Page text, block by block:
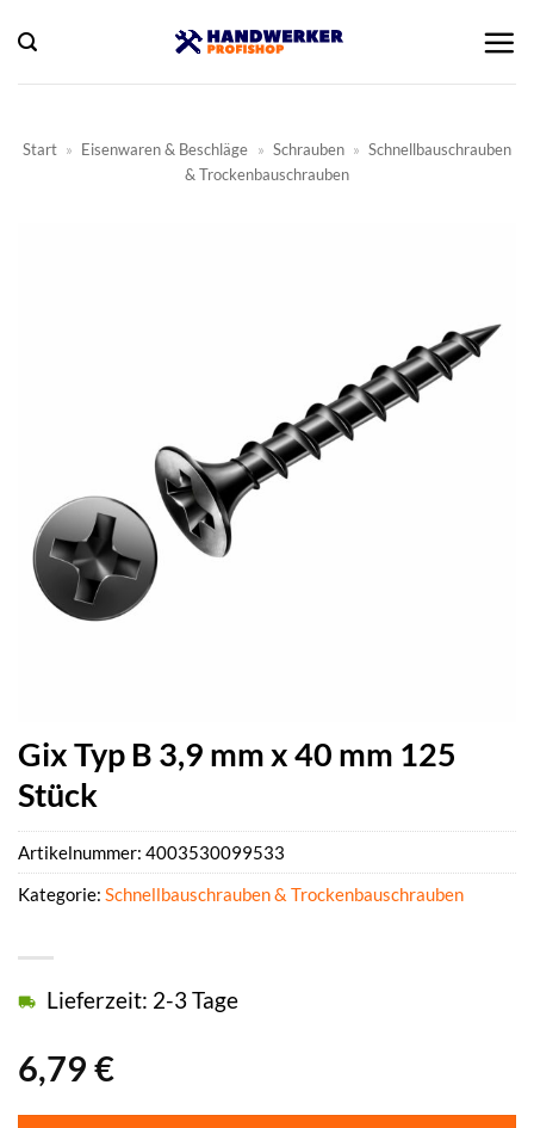
Inhalt
springen
Start » Eisenwaren & Beschläge » Schrauben » Schnellbauschrauben
& Trockenbauschrauben
Gix Typ B 3,9 mm x 40 mm 125
Stück
6,79 €
Lieferzeit: 2-3 Tage
Artikelnummer: 4003530099533
Kategorie: Schnellbauschrauben & Trockenbauschrauben